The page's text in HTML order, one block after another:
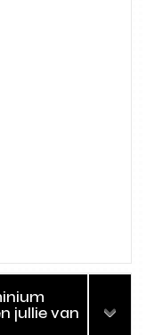
jullie van